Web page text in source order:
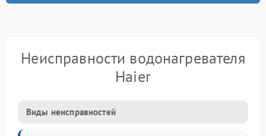
Неисправности водонагревателя
Haier
Виды неисправностей